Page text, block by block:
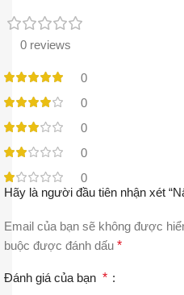
0 reviews
0
0
0
0
0
Hãy là người đầu tiên nhận xét
Email của bạn sẽ không được
buộc được đánh dấu *
Đánh giá của bạn *